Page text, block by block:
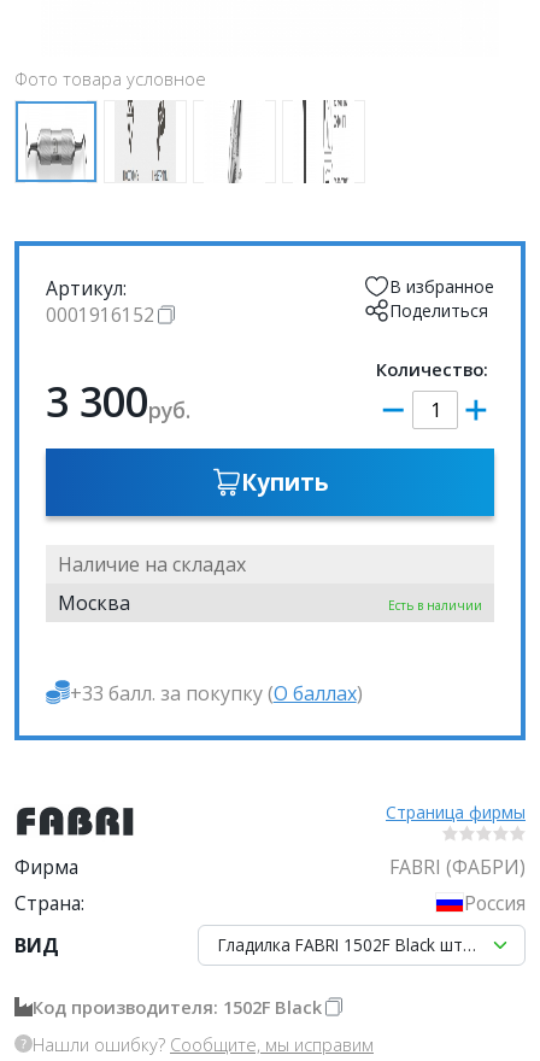
Фото товара условное
Артикул:
0001916152
В избранное
Поделиться
3 300руб.
Количество:
Купить
Наличие на складах
Москва
Есть в наличии
+33 балл. за покупку (О баллах)
Страница фирмы
Фирма
FABRI (ФАБРИ)
Страна:
Россия
ВИД
Гладилка FABRI 1502F Black
Код производителя: 1502F Black
Нашли ошибку? Сообщите, мы исправим